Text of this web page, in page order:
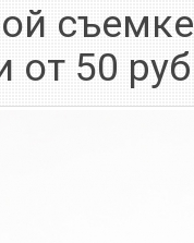
от 50